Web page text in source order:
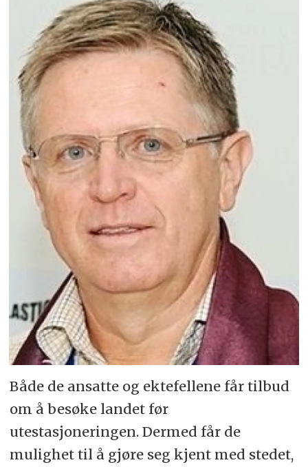
Både de ansatte og ektefellene får tilbud
om å besøke landet før
utestasjoneringen. Dermed får de
mulighet til å gjøre seg kjent med stedet,